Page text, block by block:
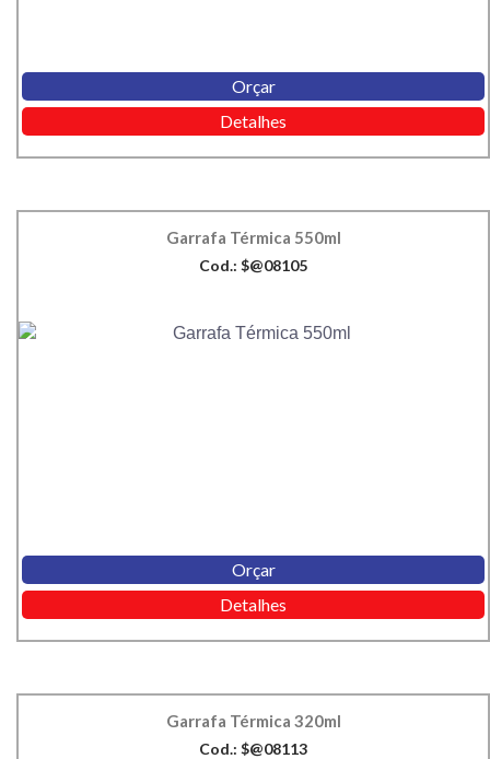
Orçar
Detalhes
Garrafa Térmica 550ml
Cod.: $@08105
Orçar
Detalhes
Garrafa Térmica 320ml
Cod.: $@08113